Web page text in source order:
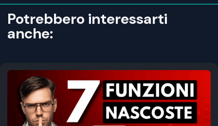
Potrebbero interessarti
anche: